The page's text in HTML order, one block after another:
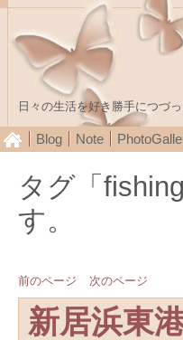
日々の生活を好き勝手につづ
Blog Note
タグ「
す。
前のページ 次のページ
新居浜東